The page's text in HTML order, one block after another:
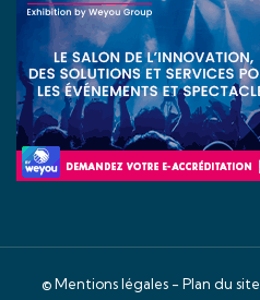
©Mentions légales - Plan du site